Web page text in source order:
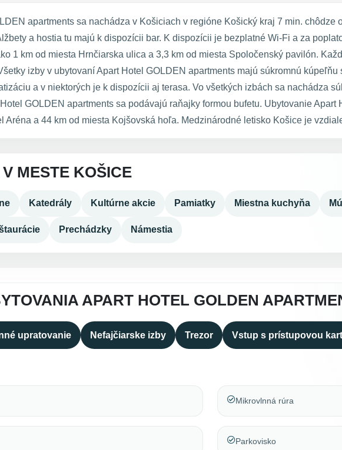
apartments sa nachádza v Košiciach v regióne Košický kraj 7 min.
a hostia tu majú k dispozícii bar. K dispozícii je bezplatné Wi-Fi a za
1 km od miesta Hrnčiarska ulica a 3,3 km od miesta Spoločenský pavilón.
izby v ubytovaní Apart Hotel GOLDEN apartments majú súkromnú
a v niektorých je k dispozícii aj terasa. Vo všetkých izbách sa nachádza
GOLDEN apartments sa podávajú raňajky formou bufetu. Ubytovanie
Aréna a 44 km od miesta Kojšovská hoľa. Medzinárodné letisko Košice je
MESTE KOŠICE
Katedrály Kultúrne akcie Pamiatky Miestna kuchyňa
Prechádzky Námestia
APART HOTEL GOLDEN
upratovanie Nefajčiarske izby Trezor Vstup s prístupovou
Mikrovlnná rúra
Parkovisko